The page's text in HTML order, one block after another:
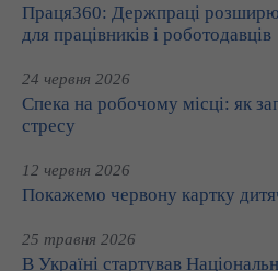
Праця360: Держпраці
для працівників і роботодавців
24 червня 2026
Спека на робочому місці: як
стресу
12 червня 2026
Покажемо червону картку
25 травня 2026
В Україні стартував